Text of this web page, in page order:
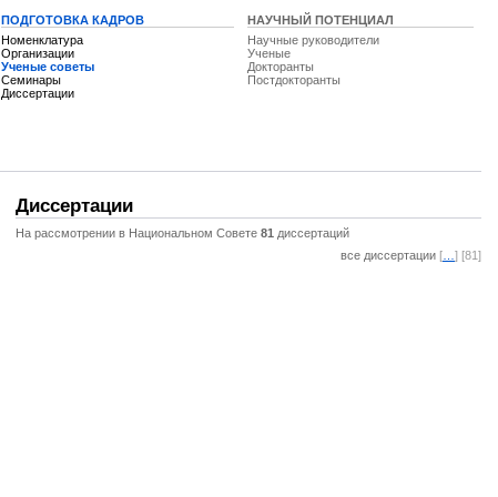
ПОДГОТОВКА КАДРОВ
Номенклатура
Организации
Ученые советы
Семинары
Диссертации
НАУЧНЫЙ ПОТЕНЦИАЛ
Научные руководители
Ученые
Докторанты
Постдокторанты
Диссертации
На рассмотрении в Национальном Совете 81 диссертаций
все диссертации [ ] [81]